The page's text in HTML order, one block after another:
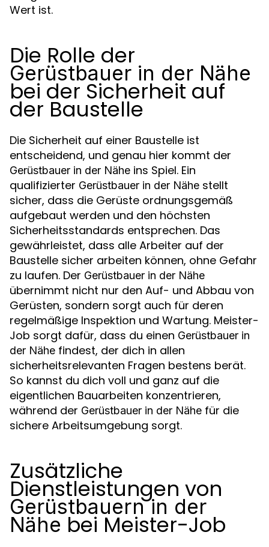
Wert ist.
Die Rolle der
Gerüstbauer in der Nähe
bei der Sicherheit auf
der Baustelle
Die Sicherheit auf einer Baustelle ist
entscheidend, und genau hier kommt der
Gerüstbauer in der Nähe ins Spiel. Ein
qualifizierter Gerüstbauer in der Nähe stellt
sicher, dass die Gerüste ordnungsgemäß
aufgebaut werden und den höchsten
Sicherheitsstandards entsprechen. Das
gewährleistet, dass alle Arbeiter auf der
Baustelle sicher arbeiten können, ohne Gefahr
zu laufen. Der Gerüstbauer in der Nähe
übernimmt nicht nur den Auf- und Abbau von
Gerüsten, sondern sorgt auch für deren
regelmäßige Inspektion und Wartung. Meister-
Job sorgt dafür, dass du einen Gerüstbauer in
der Nähe findest, der dich in allen
sicherheitsrelevanten Fragen bestens berät.
So kannst du dich voll und ganz auf die
eigentlichen Bauarbeiten konzentrieren,
während der Gerüstbauer in der Nähe für die
sichere Arbeitsumgebung sorgt.
Zusätzliche
Dienstleistungen von
Gerüstbauern in der
Nähe bei Meister-Job